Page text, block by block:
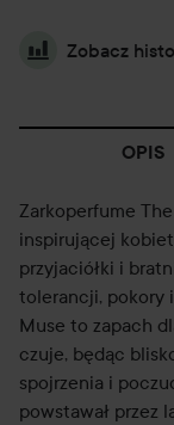
Zobacz
OPIS
Zarkoperfume
inspirującej
przyjaciółki i
tolerancji, pokory
Muse to zapach
czuje, będąc
spojrzenia i
powstawał przez